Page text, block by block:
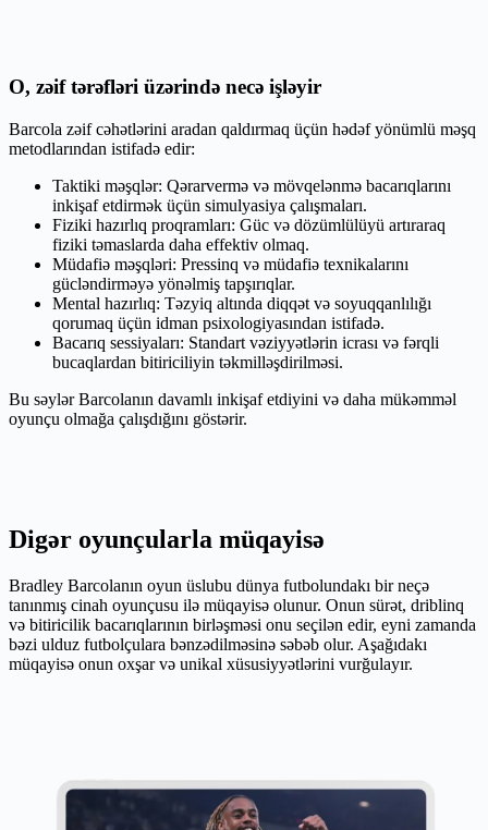
O, zəif tərəfləri üzərində necə işləyir
Barcola zəif cəhətlərini aradan qaldırmaq üçün hədəf yönümlü məşq
metodlarından istifadə edir:
Taktiki məşqlər: Qərarvermə və mövqelənmə bacarıqlarını
inkişaf etdirmək üçün simulyasiya çalışmaları.
Fiziki hazırlıq proqramları: Güc və dözümlülüyü artıraraq
fiziki təmaslarda daha effektiv olmaq.
Müdafiə məşqləri: Pressinq və müdafiə texnikalarını
gücləndirməyə yönəlmiş tapşırıqlar.
Mental hazırlıq: Təzyiq altında diqqət və soyuqqanlılığı
qorumaq üçün idman psixologiyasından istifadə.
Bacarıq sessiyaları: Standart vəziyyətlərin icrası və fərqli
bucaqlardan bitiriciliyin təkmilləşdirilməsi.
Bu səylər Barcolanın davamlı inkişaf etdiyini və daha mükəmməl
oyunçu olmağa çalışdığını göstərir.
Digər oyunçularla müqayisə
Bradley Barcolanın oyun üslubu dünya futbolundakı bir neçə
tanınmış cinah oyunçusu ilə müqayisə olunur. Onun sürət, driblinq
və bitiricilik bacarıqlarının birləşməsi onu seçilən edir, eyni zamanda
bəzi ulduz futbolçulara bənzədilməsinə səbəb olur. Aşağıdakı
müqayisə onun oxşar və unikal xüsusiyyətlərini vurğulayır.